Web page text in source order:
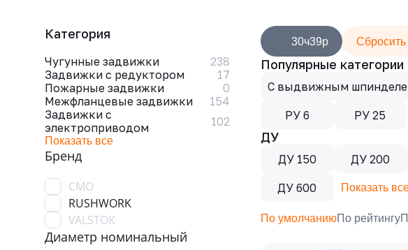
Категория
Чугунные задвижки
238
Задвижки с редуктором
17
Пожарные задвижки
0
Межфланцевые задвижки
154
Задвижки с
электроприводом
102
Показать все
Бренд
CMO
RUSHWORK
VALSTOK
Диаметр номинальный
30ч39р Сбросить
Популярные категории
С выдвижным
РУ 6 РУ 25
ДУ
ДУ 150 ДУ 200
ДУ 600 Показать
По умолчаниюПо рейтингу